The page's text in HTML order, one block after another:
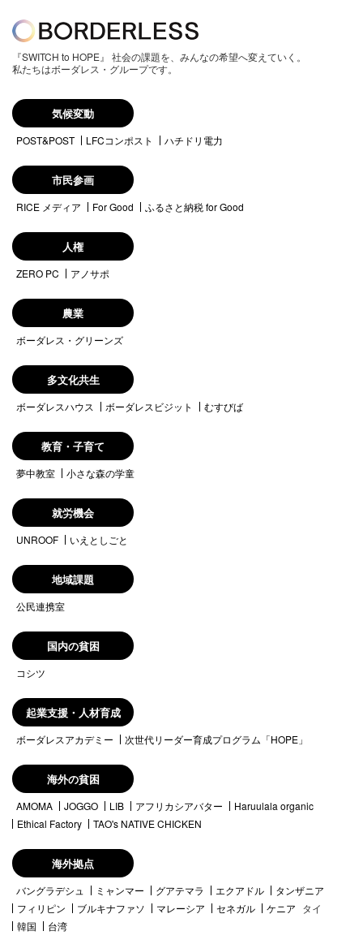
『SWITCH to HOPE』 社会の課題を、みんなの希望へ変えていく。
私たちはボーダレス・グループです。
気候変動
POST&POST LFCコンポスト ハチドリ電力
市民参画
RICE メディア For Good ふるさと納税 for Good
人権
ZERO PC アノサポ
農業
ボーダレス・グリーンズ
多文化共生
ボーダレスハウス ボーダレスビジット むすびば
教育・子育て
夢中教室 小さな森の学童
就労機会
UNROOF いえとしごと
地域課題
公民連携室
国内の貧困
コシツ
起業支援・人材育成
ボーダレスアカデミー 次世代リーダー育成プログラム「HOPE」
海外の貧困
AMOMA JOGGO LIB アフリカシアバター
Haruulala organic
Ethical Factory
TAO's NATIVE CHICKEN
海外拠点
バングラデシュ ミャンマー グアテマラ エクアドル
タンザニア
フィリピン
ブルキナファソ マレーシア セネガル ケニア タイ
韓国
台湾